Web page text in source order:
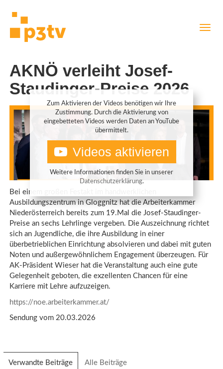
AKNÖ verleiht Josef-
Staudinger-Preise 2026
Zum Aktivieren der Videos benötigen wir Ihre
Zustimmung. Durch die Aktivierung von
eingebetteten Videos werden Daten an YouTube
übermittelt.
Videos aktivieren
Weitere Informationen finden Sie in unserer
Datenschutzerklärung.
Bei einem großen Festakt im handwerklichen
Ausbildungszentrum in Gloggnitz hat die Arbeiterkammer
Niederösterreich bereits zum 19.Mal die Josef-Staudinger-
Preise an sechs Lehrlinge vergeben. Die Auszeichnung richtet
sich an Jugendliche, die ihre Ausbildung in einer
überbetrieblichen Einrichtung absolvieren und dabei mit guten
Noten und außergewöhnlichem Engagement überzeugen. Für
AK-Präsident Wieser hat die Veranstaltung auch eine gute
Gelegenheit geboten, die exzellenten Chancen für eine
Karriere mit Lehre aufzuzeigen.
https://noe.arbeiterkammer.at/
Sendung vom 20.03.2026
Verwandte Beiträge (aktiver
Alle Beiträge